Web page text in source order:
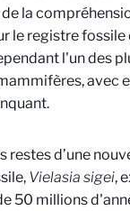
la
le registre fossile
l'un des
avec
restes d’une
Vielasia sigei,
50 millions